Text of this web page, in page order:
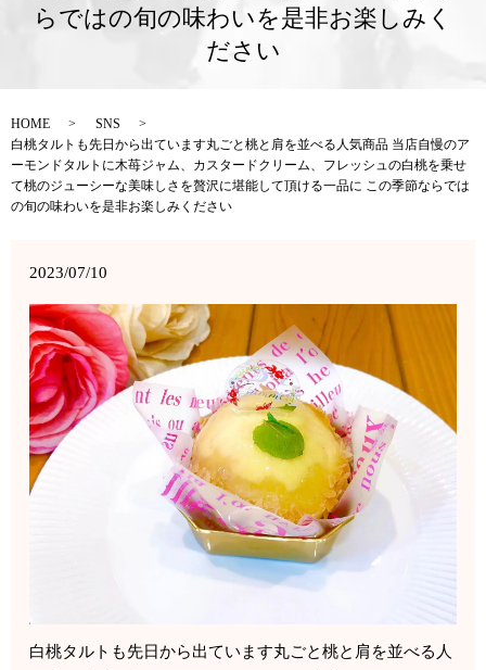
らではの旬の味わいを是非お楽しみく
ださい
HOME
SNS
白桃タルトも先日から出ています丸ごと桃と肩を並べる人気商品 当店自慢のア
ーモンドタルトに木苺ジャム、カスタードクリーム、フレッシュの白桃を乗せ
て桃のジューシーな美味しさを贅沢に堪能して頂ける一品に この季節ならでは
の旬の味わいを是非お楽しみください
2023/07/10
白桃タルトも先日から出ています丸ごと桃と肩を並べる人